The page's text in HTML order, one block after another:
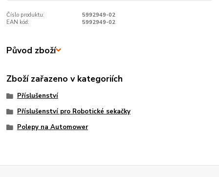
Číslo produktu:
5992949-02
EAN kód:
5992949-02
Původ zboží
Zboží zařazeno v kategoriích
Příslušenství
Příslušenství pro Robotické sekačky
Polepy na Automower